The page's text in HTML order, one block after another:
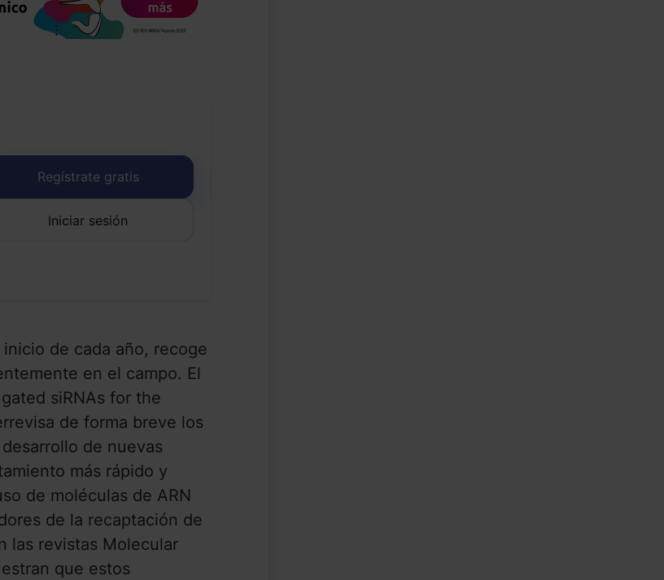
Regístrate gratis
Iniciar sesión
de cada año, recoge
en el campo. El
siRNAs for the
de forma breve los
de nuevas
más rápido y
de moléculas de ARN
de la recaptación de
las revistas Molecular
que estos